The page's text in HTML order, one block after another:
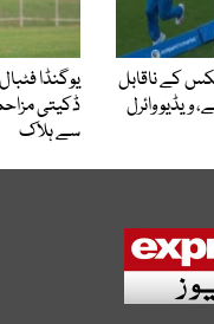
کے ناقابل
ویڈیو وائرل
یوگنڈا
ڈکیتی
سے ہلاک